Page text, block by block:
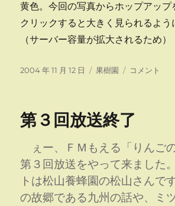
黄色。今回の写真からホップアップ
クリックすると大きく見られるよう
（サーバー容量が拡大されるため）
投
2004 年 11 月 12 日
カ
ー
果樹園
さ
ぼ
葉
コメント
第３回放送終了
ぇー、ＦＭもえる「りんご
第３回放送をやって来ました
トは松山養蜂園の松山さんで
の故郷である九州の話や、ミ